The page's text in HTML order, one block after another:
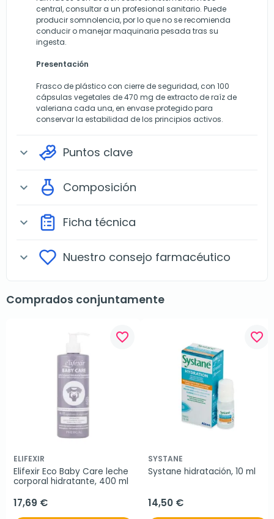
central, consultar a un profesional sanitario. Puede
producir somnolencia, por lo que no se recomienda
conducir o manejar maquinaria pesada tras su
ingesta.
Presentación
Frasco de plástico con cierre de seguridad, con 100
cápsulas vegetales de 470 mg de extracto de raíz de
valeriana cada una, en envase protegido para
conservar la estabilidad de los principios activos.
expand_more Puntos clave
expand_more Composición
expand_more Ficha técnica
expand_more Nuestro consejo farmacéutico
Comprados conjuntamente
favorite_border
ELIFEXIR
Elifexir Eco Baby Care leche
corporal hidratante, 400 ml
17,69 €
favorite_border
SYSTANE
Systane hidratación, 10 ml
14,50 €